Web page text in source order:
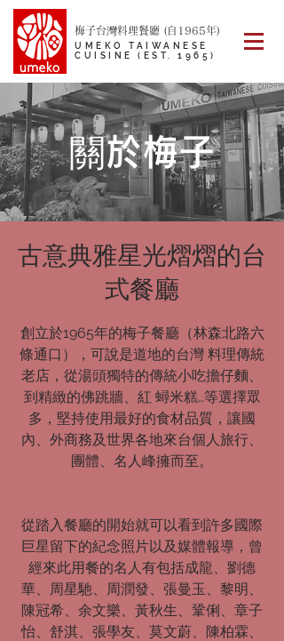
梅子台灣料理餐廳 (自1965年)
UMEKO TAIWANESE
CUISINE (EST. 1965)
關於梅子
古意典雅星光熠熠的台
式餐廳
創立於1965年的梅子餐廳（林森北路六
條通口），可說是道地的台灣 料理傳統
老店，從湯頭獨特的傳統小吃擔仔麵、
到精緻的佛跳牆、紅 蟳米糕…等選擇眾
多，堅持使用最好的食材品質，讓國
內、外商務及世界各地來台個人旅行、
團體、名人峰擁而至。
從踏入餐廳的開始就可以看到許多國際
巨星留下的紀念照片以及媒體報導，曾
經來此用餐的名人有包括成龍、劉德
華、周星馳、周潤發、張曼玉、黎明、
陳冠希、余文樂、黃秋生、鞏俐、章子
怡、舒淇、張學友、莫文蔚、陳柏霖、